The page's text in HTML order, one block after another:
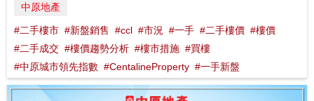
中原地產
#二手樓市 #新盤銷售 #ccl #市況 #一手 #二手樓價 #樓價
#二手成交 #樓價趨勢分析 #樓市措施 #買樓
#中原城市領先指數 #CentalineProperty #一手新盤